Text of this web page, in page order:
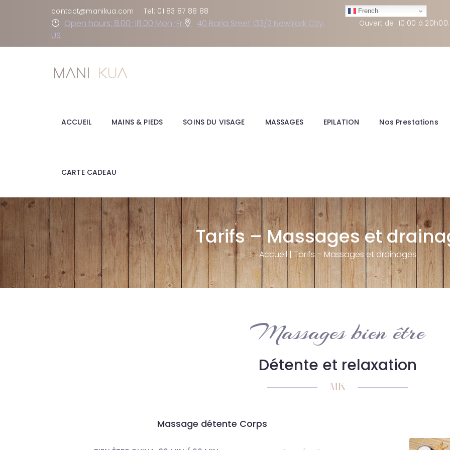
contact@manikua.com Tel: 01 83 87 88 88
Open hours: 8.00-18.00 Mon-Fri
40 Baria Sreet 133/2 NewYork City,
US
French
Ouvert de 10:00 à 20h00
ACCUEIL MAINS & PIEDS SOINS DU VISAGE MASSAGES EPILATION Nos Prestations
CARTE CADEAU
Tarifs – Massages et
Accueil| Tarifs – Massages et drainages
Massages bien être
Détente et relaxation
Massage détente Corps